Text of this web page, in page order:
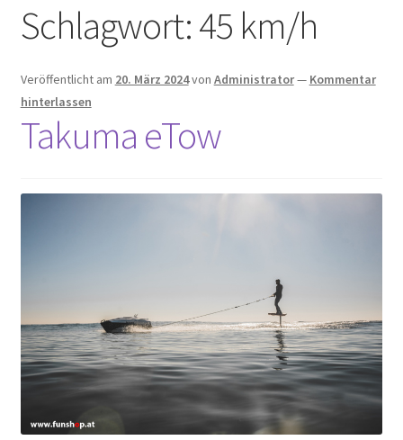
Vorsicht Internetbetrug
Über FunShop
öffnen
Impressum
Schlagwort:45 km/h
Veröffentlicht am 20. März 2024von Administrator— Kommentar
hinterlassen
Takuma eTow